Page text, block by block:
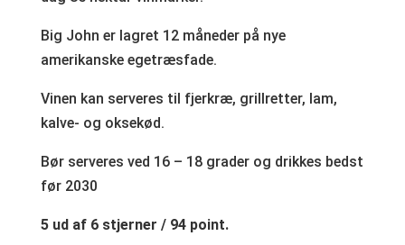
Big John er lagret 12 måneder på nye
amerikanske egetræsfade.
Vinen kan serveres til fjerkræ, grillretter, lam,
kalve- og oksekød.
Bør serveres ved 16 – 18 grader og drikkes bedst
før 2030
5 ud af 6 stjerner / 94 point.